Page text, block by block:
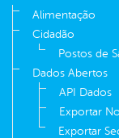
Alimentação
Cidadão
Postos de
Dados Abertos
API Dados
Exportar
Exportar